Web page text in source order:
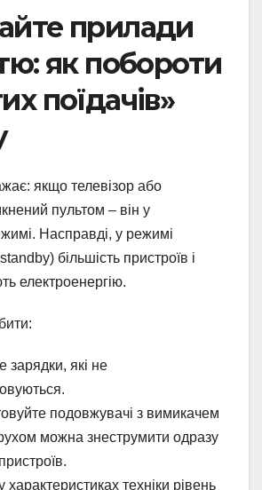
прилади
як побороти
поїдачів»
якщо телевізор або
пультом – він у
Насправді, у режимі
більшість пристроїв і
електроенергію.
зарядки, які не
подовжувачі з вимикачем
можна знеструмити одразу
характеристиках техніки рівень